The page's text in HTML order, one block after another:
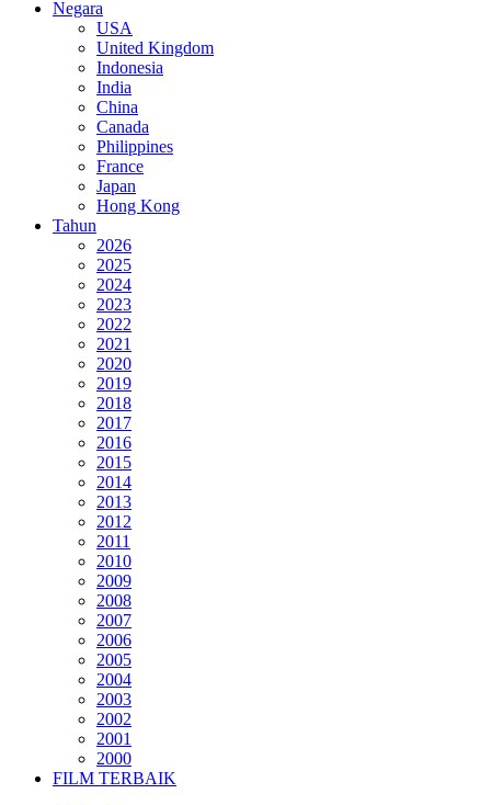
Negara
USA
United Kingdom
Indonesia
India
China
Canada
Philippines
France
Japan
Hong Kong
Tahun
2026
2025
2024
2023
2022
2021
2020
2019
2018
2017
2016
2015
2014
2013
2012
2011
2010
2009
2008
2007
2006
2005
2004
2003
2002
2001
2000
FILM TERBAIK